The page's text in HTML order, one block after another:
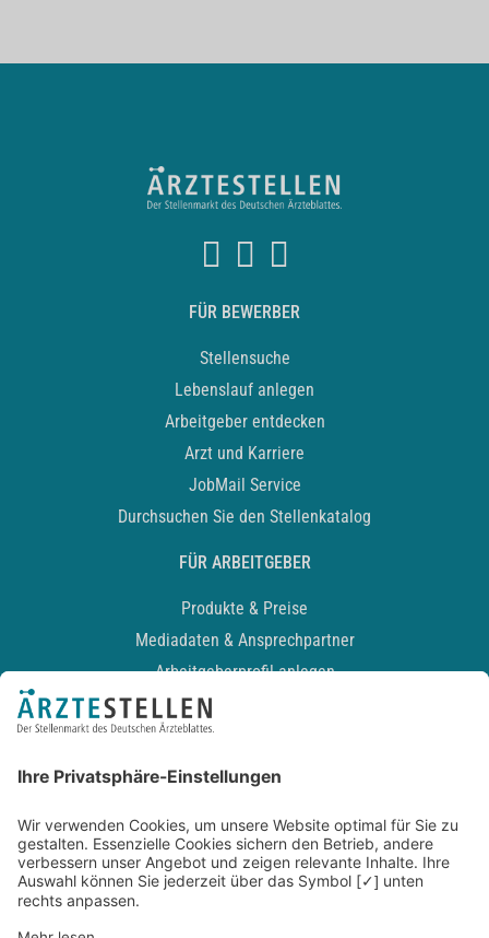
FÜR BEWERBER
Stellensuche
Lebenslauf anlegen
Arbeitgeber entdecken
Arzt und Karriere
JobMail Service
Durchsuchen Sie den Stellenkatalog
FÜR ARBEITGEBER
Produkte & Preise
Mediadaten & Ansprechpartner
Arbeitgeberprofil anlegen
Recruiting-Podcast
Kontakt
Datenschutz
Newsletter